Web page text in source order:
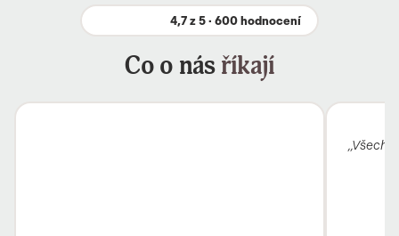
4,7 z 5 · 600 hodnocení
Co o násříkají